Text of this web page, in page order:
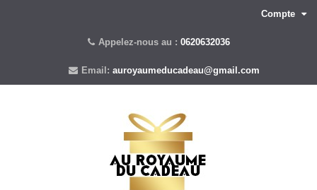
Compte
Appelez-nous au : 0620632036
Email: auroyaumeducadeau@gmail.com